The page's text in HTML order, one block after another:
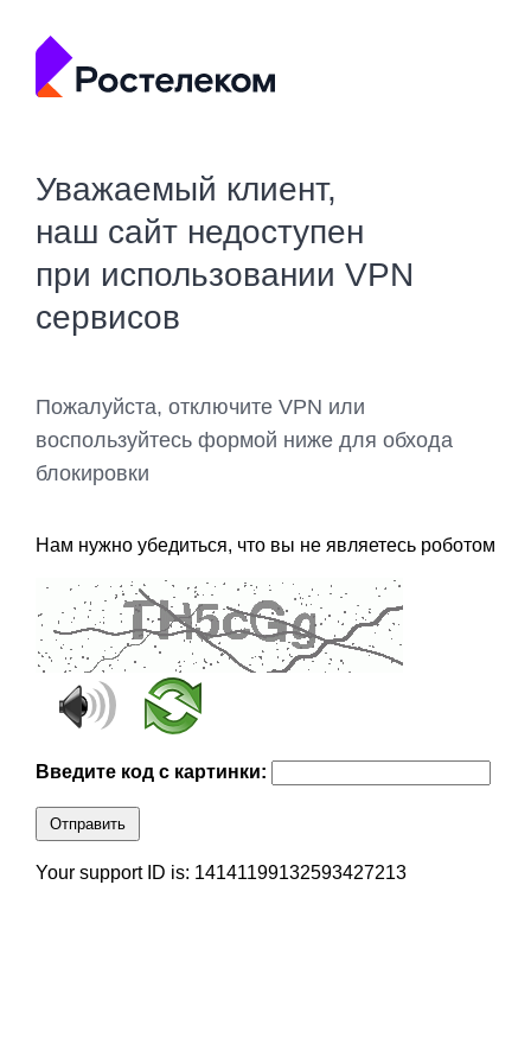
Уважаемый клиент,
наш сайт недоступен
при использовании VPN
сервисов
Пожалуйста, отключите VPN или
воспользуйтесь формой ниже для обхода
блокировки
Нам нужно убедиться, что вы не являетесь роботом
Введите код с картинки:
Отправить
Your support ID is: 14141199132593427213